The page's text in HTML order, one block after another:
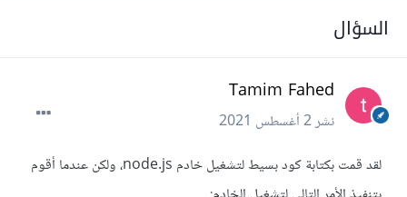
السؤال
Tamim Fahed
نشر2 أغسطس 2021
لقد قمت بكتابة كود بسيط لتشغيل خادم node.js، ولكن عندما أقوم